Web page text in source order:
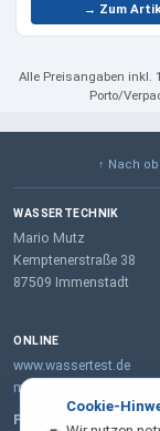
Cookie-
→ Zum
Alle Preisangaben inkl.
Porto/
↑ Nach
WASSERTECHNIK
Mario Mutz
Kemptenerstraße 38
87509 Immenstadt
ONLINE
www.wassertest.de
mail@wassertest.de
Partner: